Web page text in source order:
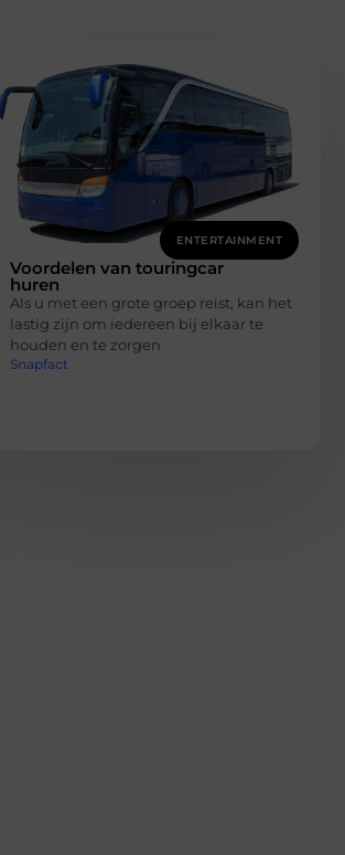
ENTERTAINMENT
Voordelen van touringcar
huren
Als u met een grote groep reist, kan het
lastig zijn om iedereen bij elkaar te
houden en te zorgen
Snapfact